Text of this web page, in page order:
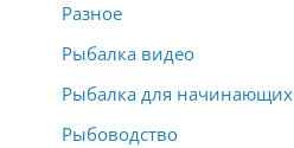
Разное
Рыбалка видео
Рыбалка для начинающих
Рыбоводство